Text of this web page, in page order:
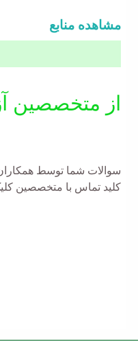
مشاهده منابع
از متخصصین
سوالات شما توسط
کلید تماس با متخصصین